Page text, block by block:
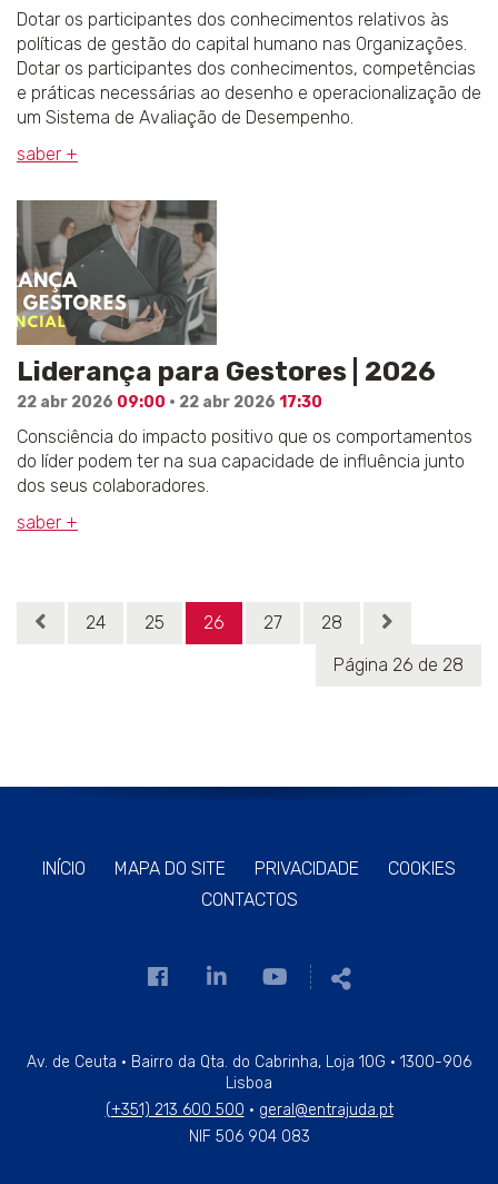
Dotar os participantes dos conhecimentos relativos às
políticas de gestão do capital humano nas Organizações.
Dotar os participantes dos conhecimentos, competências
e práticas necessárias ao desenho e operacionalização de
um Sistema de Avaliação de Desempenho.
saber +
Liderança para Gestores | 2026
22 abr 2026 09:00 · 22 abr 2026 17:30
Consciência do impacto positivo que os comportamentos
do líder podem ter na sua capacidade de influência junto
dos seus colaboradores.
saber +
24 25 26 27
28
Página 26 de 28
INÍCIO MAPA DO SITE PRIVACIDADE
COOKIES
CONTACTOS
Link
página
de
Facebook
Link
página
de
Linkedin
Link
página
de
Youtube
Av. de Ceuta · Bairro da Qta. do Cabrinha, Loja 10G · 1300-906
Lisboa
(+351) 213 600 500 · geral@entrajuda.pt
NIF 506 904 083